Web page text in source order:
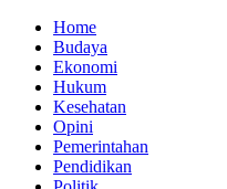
Home
Budaya
Ekonomi
Hukum
Kesehatan
Opini
Pemerintahan
Pendidikan